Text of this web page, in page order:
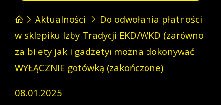
Aktualności
Do odwołania płatności
w sklepiku Izby Tradycji EKD/WKD (zarówno
za bilety jak i gadżety) można dokonywać
WYŁĄCZNIE gotówką (zakończone)
08.01.2025